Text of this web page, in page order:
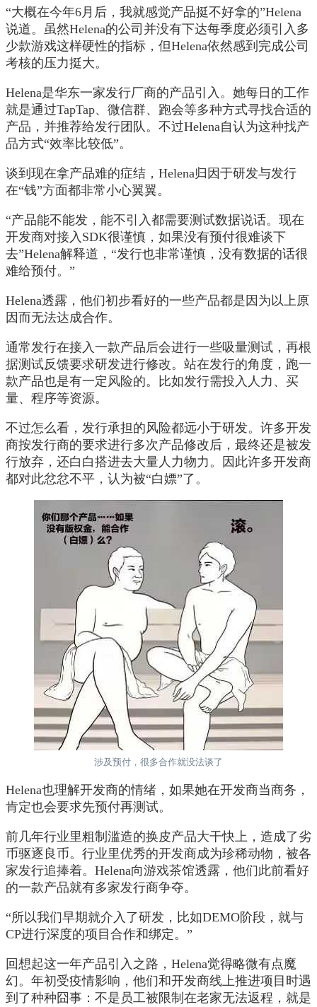
“大概在今年6月后，我就感觉产品挺不好拿的”Helena
说道。虽然Helena的公司并没有下达每季度必须引入多
少款游戏这样硬性的指标，但Helena依然感到完成公司
考核的压力挺大。
Helena是华东一家发行厂商的产品引入。她每日的工作
就是通过TapTap、微信群、跑会等多种方式寻找合适的
产品，并推荐给发行团队。不过Helena自认为这种找产
品方式“效率比较低”。
谈到现在拿产品难的症结，Helena归因于研发与发行
在“钱”方面都非常小心翼翼。
“产品能不能发，能不引入都需要测试数据说话。现在
开发商对接入SDK很谨慎，如果没有预付很难谈下
去”Helena解释道，“发行也非常谨慎，没有数据的话很
难给预付。”
Helena透露，他们初步看好的一些产品都是因为以上原
因而无法达成合作。
通常发行在接入一款产品后会进行一些吸量测试，再根
据测试反馈要求研发进行修改。站在发行的角度，跑一
款产品也是有一定风险的。比如发行需投入人力、买
量、程序等资源。
不过怎么看，发行承担的风险都远小于研发。许多开发
商按发行商的要求进行多次产品修改后，最终还是被发
行放弃，还白白搭进去大量人力物力。因此许多开发商
都对此忿忿不平，认为被“白嫖”了。
涉及预付，很多合作就没法谈了
Helena也理解开发商的情绪，如果她在开发商当商务，
肯定也会要求先预付再测试。
前几年行业里粗制滥造的换皮产品大干快上，造成了劣
币驱逐良币。行业里优秀的开发商成为珍稀动物，被各
家发行追捧着。Helena向游戏茶馆透露，他们此前看好
的一款产品就有多家发行商争夺。
“所以我们早期就介入了研发，比如DEMO阶段，就与
CP进行深度的项目合作和绑定。”
回想起这一年产品引入之路，Helena觉得略微有点魔
幻。年初受疫情影响，他们和开发商线上推进项目时遇
到了种种囧事：不是员工被限制在老家无法返程，就是